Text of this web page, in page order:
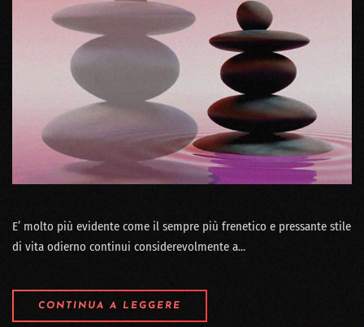
E’ molto più evidente come il sempre più frenetico e pressante stile
di vita odierno continui considerevolmente a...
CONTINUA A LEGGERE